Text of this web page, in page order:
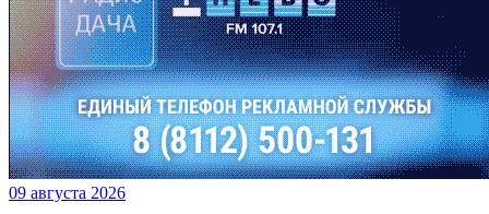
09 августа 2026